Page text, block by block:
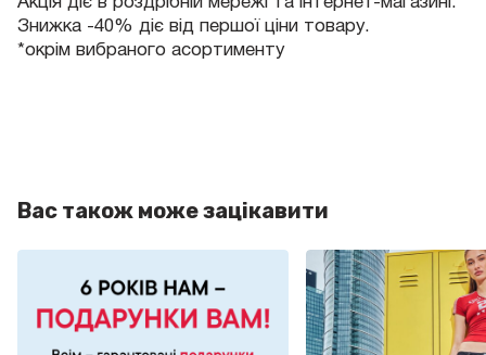
Знижка -40% діє від першої ціни товару.
*окрім вибраного асортименту
Вас також може зацікавити